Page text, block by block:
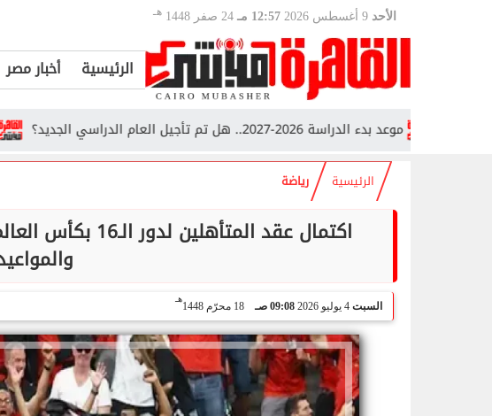
الأحد 12:57 مـ 24 صفر 1448 هـ
الرئيسية أخبار مصر
7 مشروعات صحية جديدة بالساحل الشمالي.. تفاصيل خطة الدولة للنهوض برعاية أهالي... موعد بدء الدراسة 2026-2027.. هل تم تأجيل العام الدراسي الجديد؟
الرئيسية رياضة
السبت 4 يوليو 2026 09:08 صـ 18 محرّم 1448
هـ